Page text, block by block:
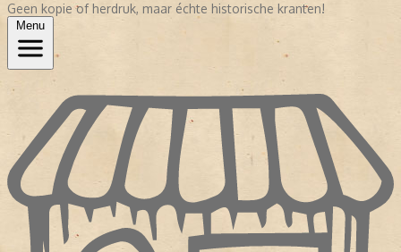
Geen kopie of herdruk, maar échte historische kranten!
Menu